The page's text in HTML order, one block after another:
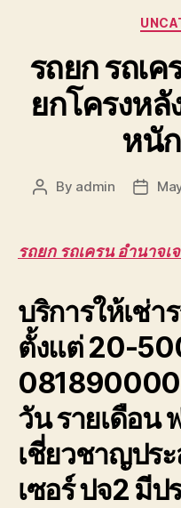
รถยก รถเ
ยกโครงหลั
หนั
Post
By admin
Post
รถยก รถเครน อำนาจเ
บริการให้เช่า
ตั้งแต่ 20-
วัน รายเดือน
เชี่ยวชาญปร
เซอร์ ปจ2 มีป